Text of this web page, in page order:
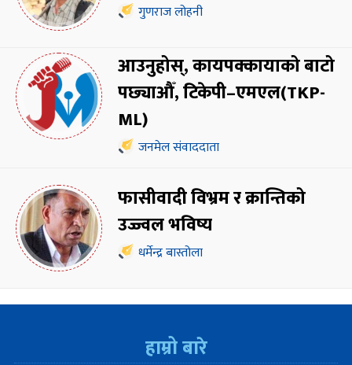
गुणराज लोहनी
आउनुहोस्, कायपक्कायाको बाटो
पछ्याऔँ, टिकेपी–एमएल(TKP-
ML)
जनमेल संवाददाता
फासीवादी विभ्रम र क्रान्तिको
उज्ज्वल भविष्य
धर्मेन्द्र बास्तोला
हाम्रो बारे